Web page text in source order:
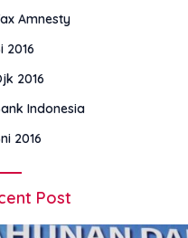
Amnesty
2016
2016
Indonesia
2016
Post